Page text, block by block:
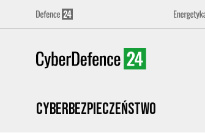
Cyberbezpieczeństwo